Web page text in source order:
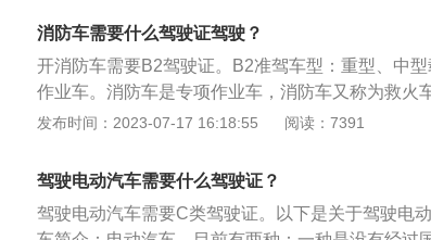
面声明。符合规定，车辆管理所应当在一日内补发
驶人补领机动车驾驶证后，原机动车驾驶证作废，
依法扣押、扣留或者暂扣期间，机动车驾驶人不得
消防车需要什么驾驶证驾驶？
开消防车需要B2驾驶证。B2准驾车型：重型、中
作业车。消防车是专项作业车，消防车又称为救火
任务的特殊车辆。B2驾驶证可以驾驶消防车。消防
中型消防车、重型消防车。2、按外观结构分类：可
车、平头消防车、尖头消防车。3、按功能分：水
消防车、抢脸救援消防车、举高喷射消防车、器材
发布时间：2023-07-17 16:18:55 阅读：7391
驾驶电动汽车需要什么驾驶证？
驾驶电动汽车需要C类驾驶证。以下是关于驾驶电